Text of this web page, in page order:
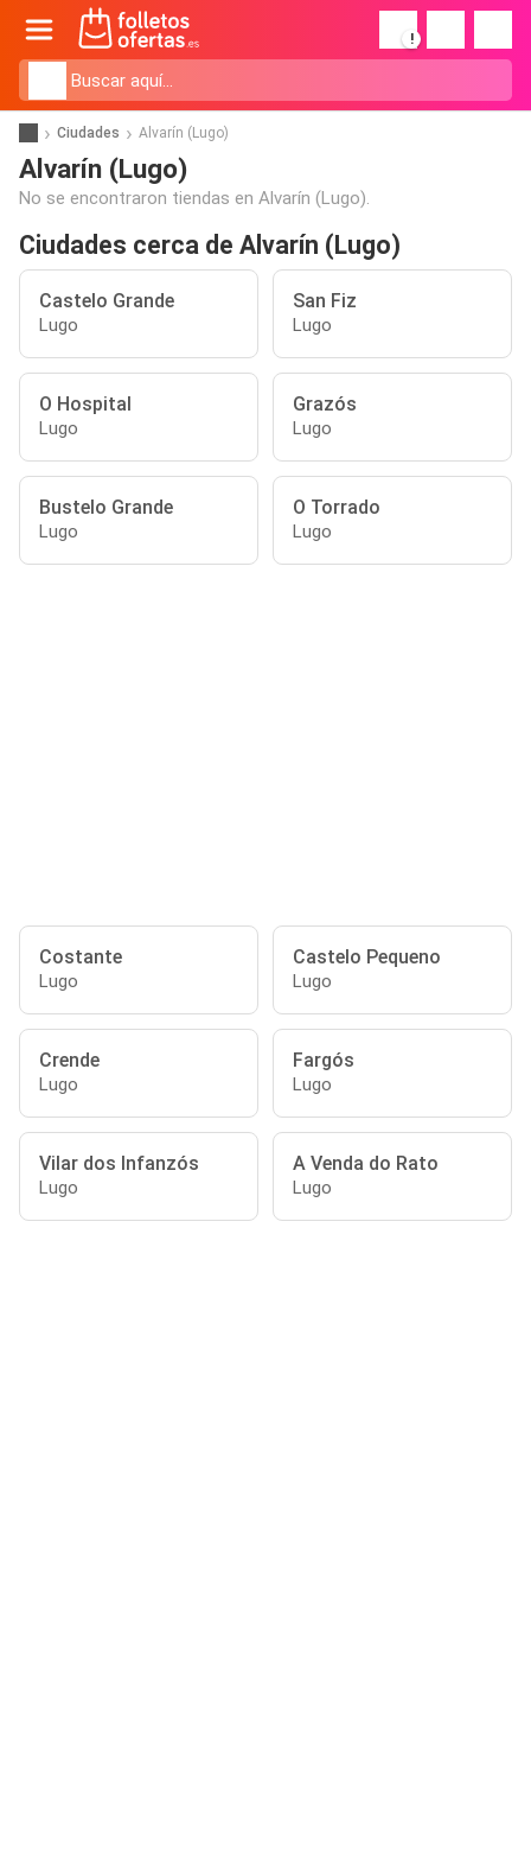
!
Ciudades Alvarín (Lugo)
Alvarín (Lugo)
No se encontraron tiendas en Alvarín (Lugo).
Ciudades cerca de Alvarín (Lugo)
Castelo Grande
Lugo
San Fiz
Lugo
O Hospital
Lugo
Grazós
Lugo
Bustelo Grande
Lugo
O Torrado
Lugo
Costante
Lugo
Castelo Pequeno
Lugo
Crende
Lugo
Fargós
Lugo
Vilar dos Infanzós
Lugo
A Venda do Rato
Lugo